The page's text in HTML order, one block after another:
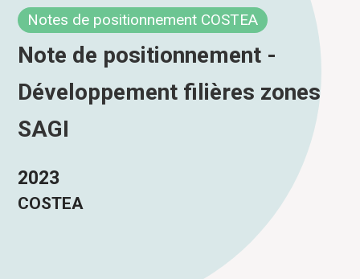
Notes de positionnement COSTEA
Note de positionnement -
Développement filières zones
SAGI
2023
COSTEA